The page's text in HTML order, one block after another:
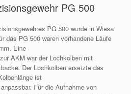
PG 500
PG 500 wurde in Wiesa
das PG 500 waren vorhandene Läufe
Eine
AKM war der Lochkolben mit
Der Lochkolben ersetzte das
ist
Für die Aufnahme von